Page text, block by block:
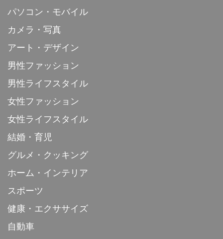
パソコン・モバイル
カメラ・写真
アート・デザイン
男性ファッション
男性ライフスタイル
女性ファッション
女性ライフスタイル
結婚・育児
グルメ・クッキング
ホーム・インテリア
スポーツ
健康・エクササイズ
自動車